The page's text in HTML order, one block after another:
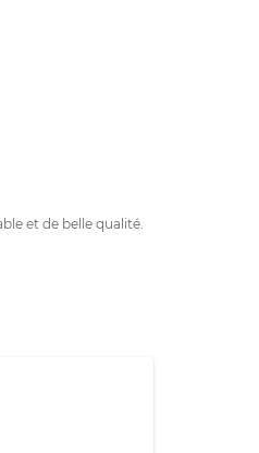
et de belle qualité.